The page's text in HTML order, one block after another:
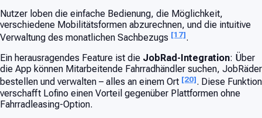
Nutzer loben die einfache Bedienung, die Möglichkeit,
verschiedene Mobilitätsformen abzurechnen, und die intuitive
Verwaltung des monatlichen Sachbezugs [17].
Ein herausragendes Feature ist die JobRad-Integration: Über
die App können Mitarbeitende Fahrradhändler suchen, JobRäder
bestellen und verwalten – alles an einem Ort [20]. Diese Funktion
verschafft Lofino einen Vorteil gegenüber Plattformen ohne
Fahrradleasing-Option.